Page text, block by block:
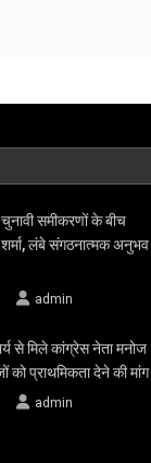
समीकरणों के बीच
लंबे संगठनात्मक अनुभव
admin
से मिले कांग्रेस नेता मनोज
को प्राथमिकता देने की मांग
admin